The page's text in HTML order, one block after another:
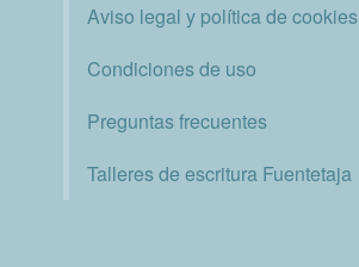
Aviso legal y política de cookies
Condiciones de uso
Preguntas frecuentes
Talleres de escritura Fuentetaja